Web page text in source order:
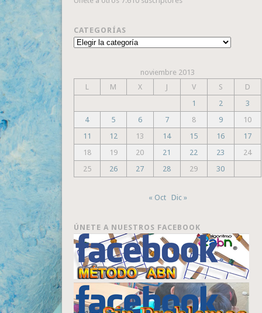
CATEGORÍAS
Categorías
noviembre 2013
L
M X J V S
D
1
2
3
4
5 6 7 8 9
10
11
12 13 14 15 16
17
18
19 20 21 22 23
24
25
26 27 28 29 30
« Oct Dic »
ÚNETE A NUESTROS FACEBOOK